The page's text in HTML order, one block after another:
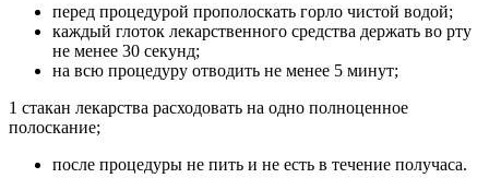
перед процедурой прополоскать горло чистой водой;
каждый глоток лекарственного средства держать во рту
не менее 30 секунд;
на всю процедуру отводить не менее 5 минут;
1 стакан лекарства расходовать на одно полноценное
полоскание;
после процедуры не пить и не есть в течение получаса.